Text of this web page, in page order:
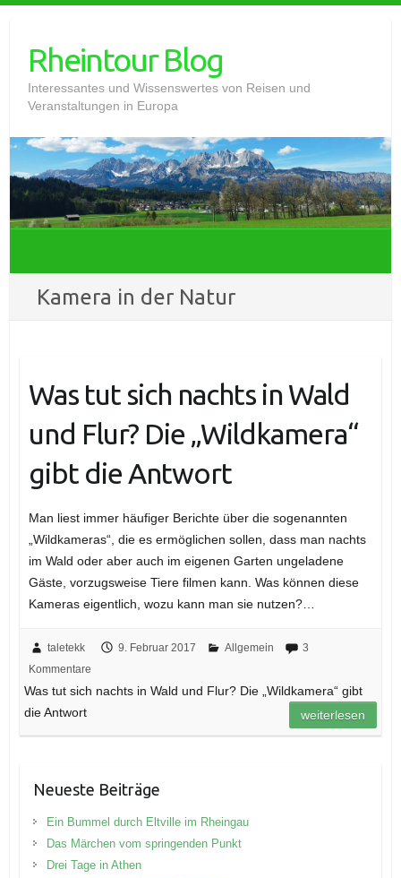
contentRheintour Blog
Interessantes und Wissenswertes von Reisen und
Veranstaltungen in Europa
Kamera in der Natur
Was tut sich nachts in Wald
und Flur? Die „Wildkamera“
gibt die Antwort
Man liest immer häufiger Berichte über die sogenannten
„Wildkameras“, die es ermöglichen sollen, dass man nachts
im Wald oder aber auch im eigenen Garten ungeladene
Gäste, vorzugsweise Tiere filmen kann. Was können diese
Kameras eigentlich, wozu kann man sie nutzen?…
taletekk 9. Februar 2017 Allgemein
3
Kommentare
Was tut sich nachts in Wald und Flur? Die „Wildkamera“ gibt
die Antwort
weiterlesen
Neueste Beiträge
Ein Bummel durch Eltville im Rheingau
Das Märchen vom springenden Punkt
Drei Tage in Athen